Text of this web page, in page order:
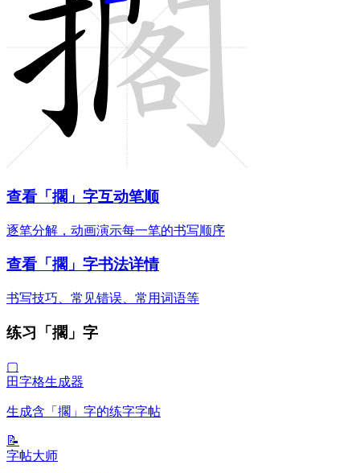
查看「擱」字互动笔顺
逐笔分解，动画演示每一笔的书写顺序
查看「擱」字书法详情
书写技巧、常见错误、常用词语等
练习「擱」字
▢
田字格生成器
生成含「擱」字的练字字帖
📝
字帖大师